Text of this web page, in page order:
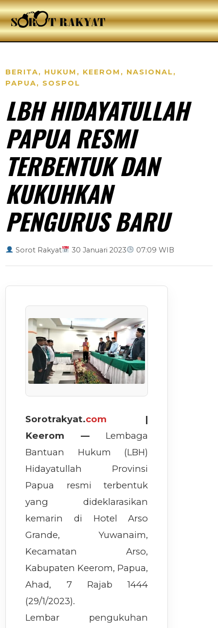
BERITA, HUKUM , KEEROM , NASIONAL,
PAPUA, SOSPOL
LBH HIDAYATULLAH
PAPUA RESMI
TERBENTUK DAN
KUKUHKAN
PENGURUS BARU
Sorot Rakyat 30 Januari 2023 07:09 WIB
Sorotrakyat.com |
Keerom — Lembaga
Bantuan Hukum (LBH)
Hidayatullah Provinsi
Papua resmi terbentuk
yang dideklarasikan
kemarin di Hotel Arso
Grande, Yuwanaim,
Kecamatan Arso,
Kabupaten Keerom, Papua,
Ahad, 7 Rajab 1444
(29/1/2023).
Lembar pengukuhan